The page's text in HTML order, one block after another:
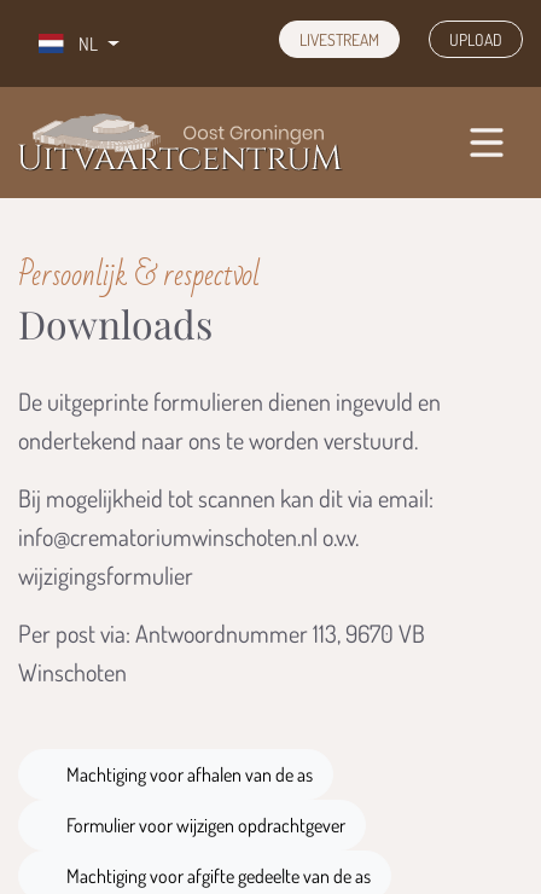
NL LIVESTREAM UPLOAD
Persoonlijk & respectvol
Downloads
De uitgeprinte formulieren dienen ingevuld en
ondertekend naar ons te worden verstuurd.
Bij mogelijkheid tot scannen kan dit via email:
info@crematoriumwinschoten.nl o.v.v.
wijzigingsformulier
Per post via: Antwoordnummer 113, 9670 VB
Winschoten
DOCX Bestand
Machtiging voor afhalen van de as
DOCX Bestand
Formulier voor wijzigen opdrachtgever
DOCX Bestand
Machtiging voor afgifte gedeelte van de as